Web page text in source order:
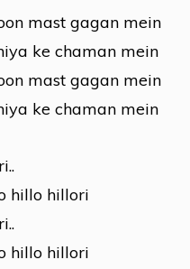
mast gagan mein
ke chaman mein
mast gagan mein
ke chaman mein
hillo hillori
hillo hillori